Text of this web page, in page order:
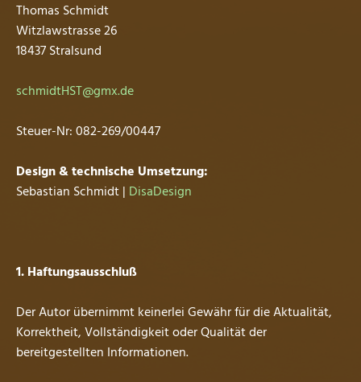
Thomas Schmidt
Witzlawstrasse 26
18437 Stralsund
schmidtHST@gmx.de
Steuer-Nr: 082-269/00447
Design & technische Umsetzung:
Sebastian Schmidt | DisaDesign
1. Haftungsausschluß
Der Autor übernimmt keinerlei Gewähr für die Aktualität,
Korrektheit, Vollständigkeit oder Qualität der
bereitgestellten Informationen.